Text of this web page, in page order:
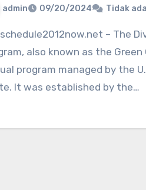
admin 09/20/2024 Tidak
also known as the Green
program managed by the
It was established by the…